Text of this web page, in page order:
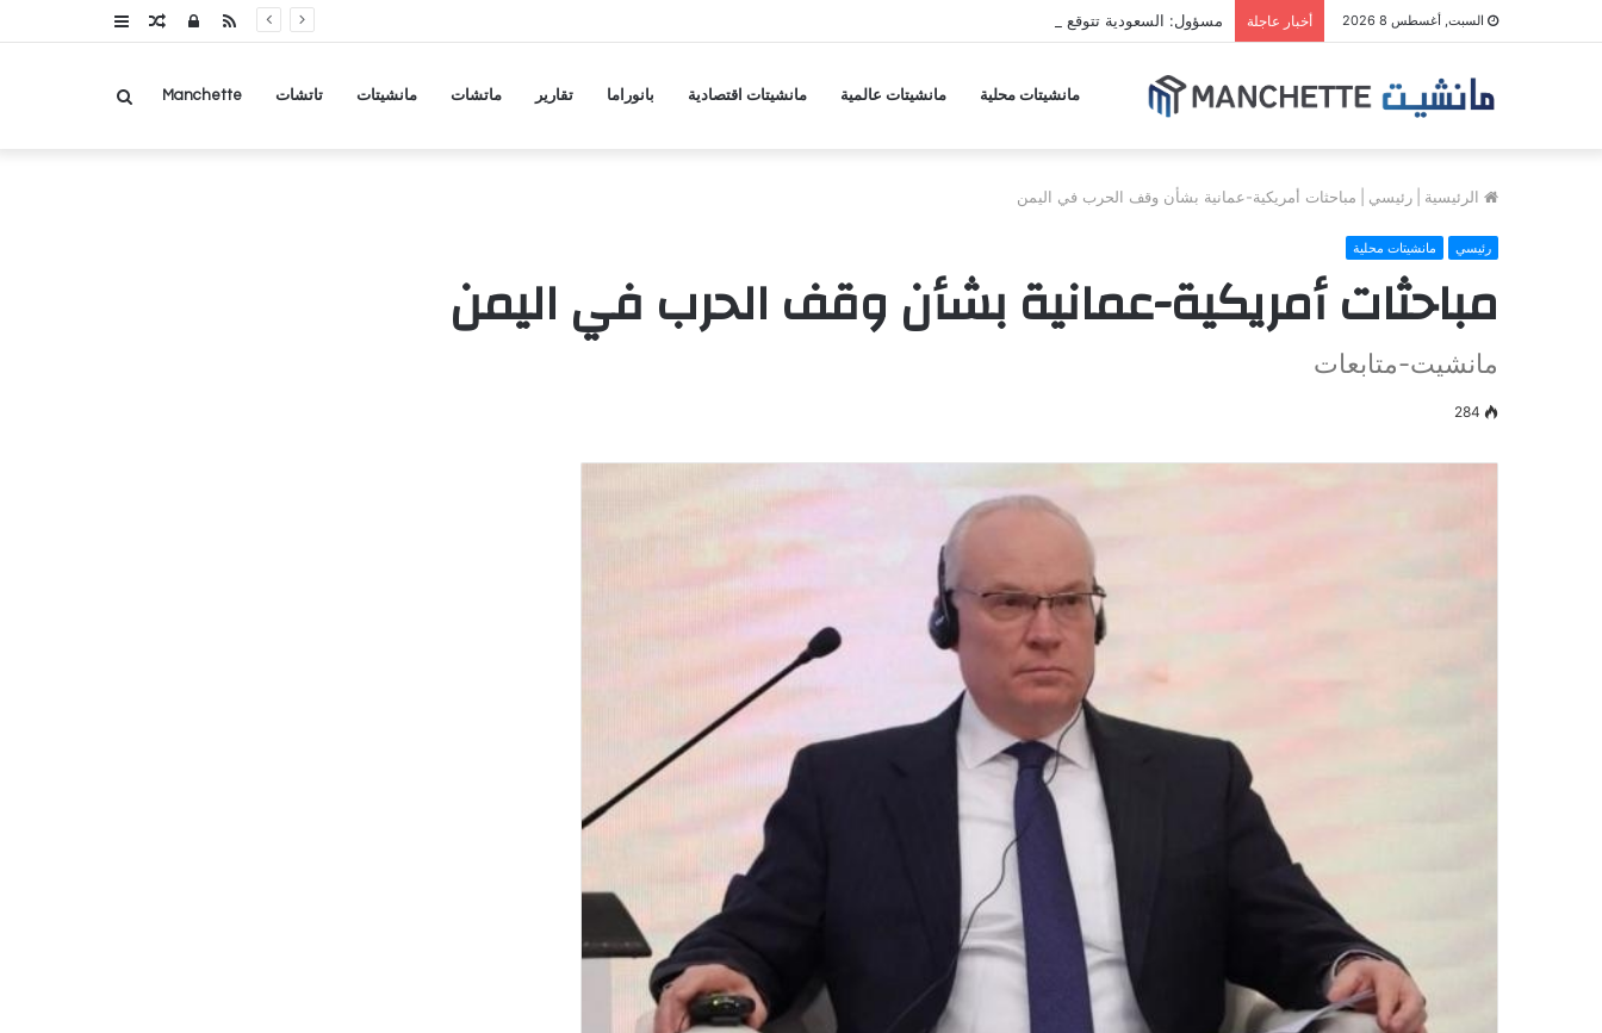
السبت, أغسطس 8 2026 أخبار عاجلة مسؤول: السعودية تتوقع هجمات منسقة من حلفاء لإيران عمودمقالتسجيلRSS
مانشيتات محلية مانشيتات عالمية مانشيتات اقتصادية بانوراما تقارير ماتشات مانشيتات تاتشات Manchette بحث
الرئيسية رئيسي مباحثات أمريكية-عمانية بشأن وقف الحرب في اليمن
رئيسي مانشيتات محلية
مباحثات أمريكية-عمانية بشأن وقف الحرب في اليمن
مانشيت-متابعات
284